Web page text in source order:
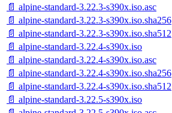
📄 alpine-standard-3.22.3-s390x.iso.asc
📄 alpine-standard-3.22.3-s390x.iso.sha256
📄 alpine-standard-3.22.3-s390x.iso.sha512
📄 alpine-standard-3.22.4-s390x.iso
📄 alpine-standard-3.22.4-s390x.iso.asc
📄 alpine-standard-3.22.4-s390x.iso.sha256
📄 alpine-standard-3.22.4-s390x.iso.sha512
📄 alpine-standard-3.22.5-s390x.iso